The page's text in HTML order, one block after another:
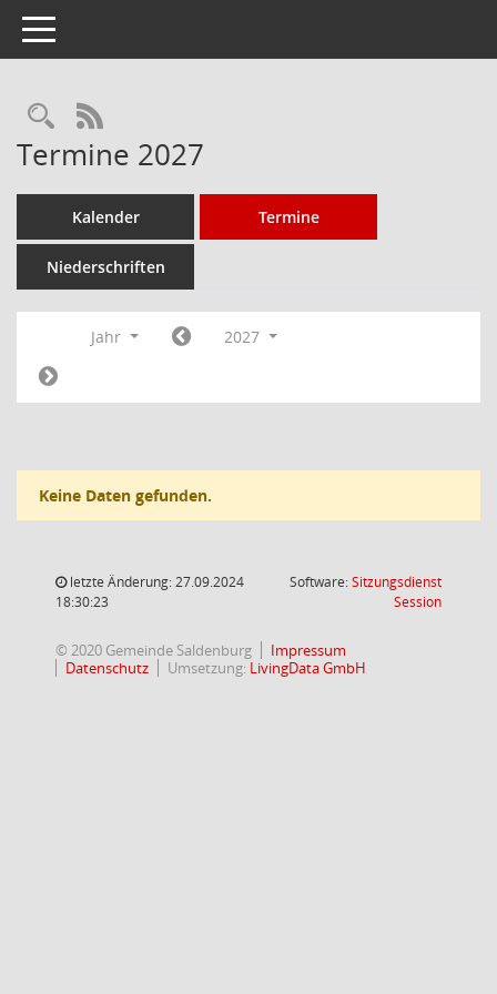
Toggle navigation
Rechercheauswahl
RSS-Feed
Termine 2027
Kalender Termine
Niederschriften
Jahr 2027
Keine Daten gefunden.
letzte Änderung: 27.09.2024
18:30:23
Software:Sitzungsdienst
Session(Wird in
© 2020 Gemeinde Saldenburg
Impressum
Datenschutz
Umsetzung: LivingData GmbH